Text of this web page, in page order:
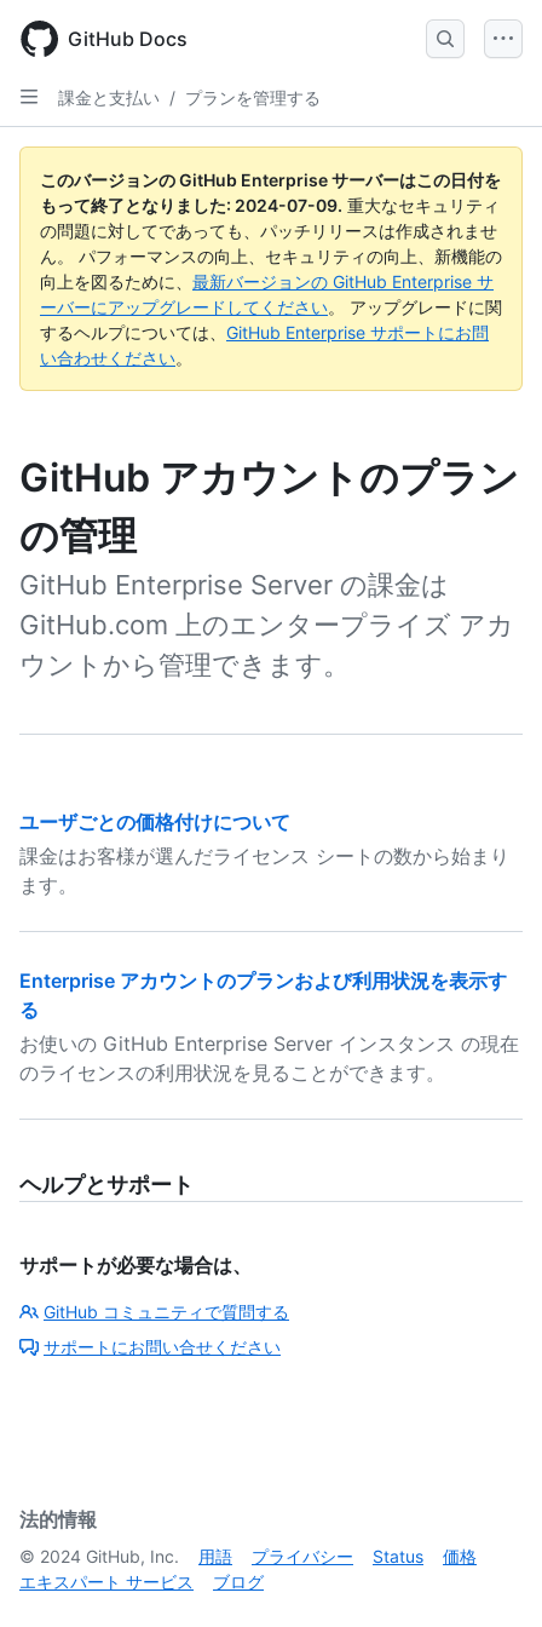
main
content
GitHub Docs
課金と支払い / プランを管理する
このバージョンの GitHub Enterprise サーバーはこの日付を
もって終了となりました: 2024-07-09. 重大なセキュリティ
の問題に対してであっても、パッチリリースは作成されませ
ん。 パフォーマンスの向上、セキュリティの向上、新機能の
向上を図るために、 最新バージョンの GitHub Enterprise サ
ーバーにアップグレードしてください。 アップグレードに関
するヘルプについては、 GitHub Enterprise サポートにお問
い合わせください。
GitHub アカウントのプラン
の管理
GitHub Enterprise Server の課金は
GitHub.com 上のエンタープライズ アカ
ウントから管理できます。
ユーザごとの価格付けについて
課金はお客様が選んだライセンス シートの数から始まり
ます。
Enterprise アカウントのプランおよび利用状況を表示す
る
お使いの GitHub Enterprise Server インスタンス の現在
のライセンスの利用状況を見ることができます。
ヘルプとサポート
サポートが必要な場合は、
GitHub コミュニティで質問する
サポートにお問い合せください
法的情報
© 2024 GitHub, Inc. 用語 プライバシー Status
価格
エキスパート サービス
ブログ